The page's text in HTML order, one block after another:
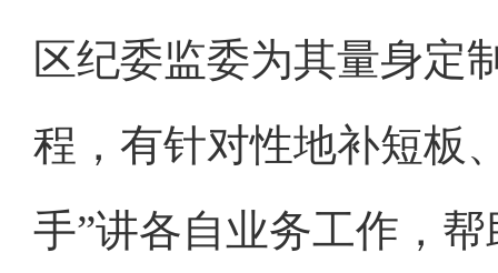
区纪委监委为其量身定
程，有针对性地补短板
手”讲各自业务工作，